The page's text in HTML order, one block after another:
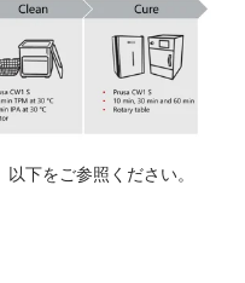
下をご参照ください。